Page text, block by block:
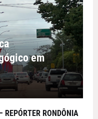
em
REPÓRTER RONDÔNIA